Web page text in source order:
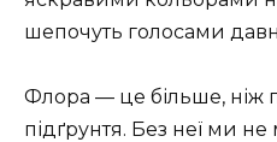
шепочуть голосами
Флора — це більше, ніж
підґрунтя. Без неї ми